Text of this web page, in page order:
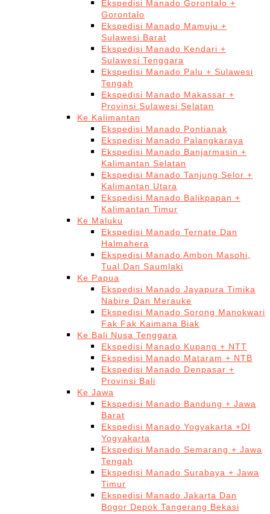
Ekspedisi Manado Gorontalo +
Gorontalo
Ekspedisi Manado Mamuju +
Sulawesi Barat
Ekspedisi Manado Kendari +
Sulawesi Tenggara
Ekspedisi Manado Palu + Sulawesi
Tengah
Ekspedisi Manado Makassar +
Provinsi Sulawesi Selatan
Ke Kalimantan
Ekspedisi Manado Pontianak
Ekspedisi Manado Palangkaraya
Ekspedisi Manado Banjarmasin +
Kalimantan Selatan
Ekspedisi Manado Tanjung Selor +
Kalimantan Utara
Ekspedisi Manado Balikpapan +
Kalimantan Timur
Ke Maluku
Ekspedisi Manado Ternate Dan
Halmahera
Ekspedisi Manado Ambon Masohi,
Tual Dan Saumlaki
Ke Papua
Ekspedisi Manado Jayapura Timika
Nabire Dan Merauke
Ekspedisi Manado Sorong Manokwari
Fak Fak Kaimana Biak
Ke Bali Nusa Tenggara
Ekspedisi Manado Kupang + NTT
Ekspedisi Manado Mataram + NTB
Ekspedisi Manado Denpasar +
Provinsi Bali
Ke Jawa
Ekspedisi Manado Bandung + Jawa
Barat
Ekspedisi Manado Yogyakarta +DI
Yogyakarta
Ekspedisi Manado Semarang + Jawa
Tengah
Ekspedisi Manado Surabaya + Jawa
Timur
Ekspedisi Manado Jakarta Dan
Bogor Depok Tangerang Bekasi